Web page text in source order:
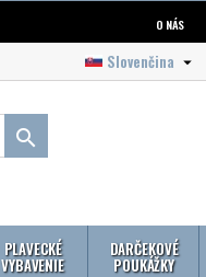
O NÁS
Slovenčina 

PLAVECKÉ
VYBAVENIE
DARČEKOVÉ
POUKÁŽKY